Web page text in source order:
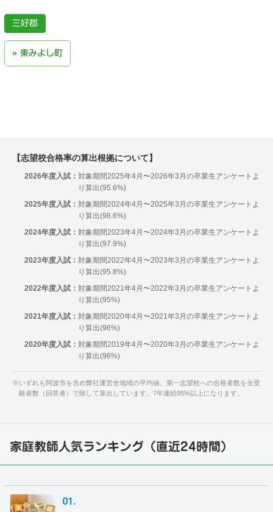
三好郡
東みよし町
【志望校合格率の算出根拠について】
2026年度入試： 対象期間2025年4月〜2026年3月の卒業生アンケートよ
り算出(95.6%)
2025年度入試： 対象期間2024年4月〜2025年3月の卒業生アンケートよ
り算出(98.6%)
2024年度入試： 対象期間2023年4月〜2024年3月の卒業生アンケートよ
り算出(97.9%)
2023年度入試： 対象期間2022年4月〜2023年3月の卒業生アンケートよ
り算出(95.8%)
2022年度入試： 対象期間2021年4月〜2022年3月の卒業生アンケートよ
り算出(95%)
2021年度入試： 対象期間2020年4月〜2021年3月の卒業生アンケートよ
り算出(96%)
2020年度入試： 対象期間2019年4月〜2020年3月の卒業生アンケートよ
り算出(96%)
※いずれも阿波市を含め弊社運営全地域の平均値。第一志望校への合格者数を全受
験者数（回答者）で除して算出しています。7年連続95%以上になります。
家庭教師人気ランキング（直近24時間）